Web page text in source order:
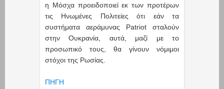
η Μόσχα προειδοποιεί εκ των προτέρων
τις Ηνωμένες Πολιτείες ότι εάν τα
συστήματα αεράμυνας Patriot σταλούν
στην Ουκρανία, αυτά, μαζί με το
προσωπικό τους, θα γίνουν νόμιμοι
στόχοι της Ρωσίας.
ΠΗΓΗ